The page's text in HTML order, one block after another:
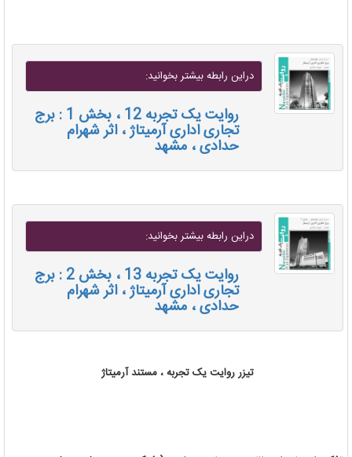
دراين رابطه بيشتر بخوانيد:
روایت یک تجربه 12 ، بخش 1 : برج
تجاری اداری آرمیتاژ ، اثر شهرام
حدادی ، مشهد
دراين رابطه بيشتر بخوانيد:
روایت یک تجربه 13 ، بخش 2 : برج
تجاری اداری آرمیتاژ ، اثر شهرام
حدادی ، مشهد
تیزر روایت یک تجربه ، مستند آرمیتاژ